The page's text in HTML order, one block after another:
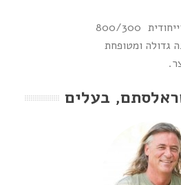
בחרוצים וילה מושקעת וייחודית 800/300
גדולה ומטופחת
בעלים